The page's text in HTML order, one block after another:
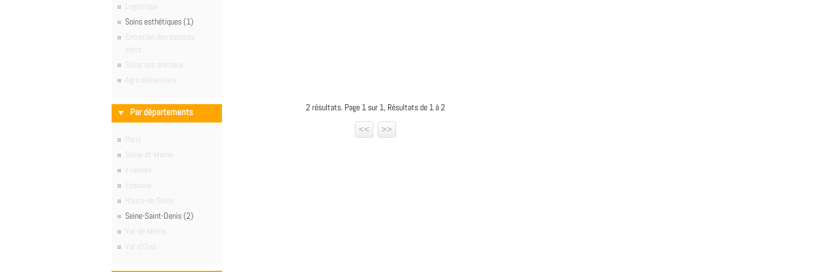
Logistique
Soins esthétiques (1)
Entretien des espaces
verts
Soins aux animaux
Agro alimentaire
Par départements
Paris
Seine-et-Marne
Yvelines
Essonne
Hauts-de-Seine
Seine-Saint-Denis (2)
Val-de-Marne
Val-d'Oise
2 résultats. Page 1 sur 1, Résultats de 1 à 2
<<
>>